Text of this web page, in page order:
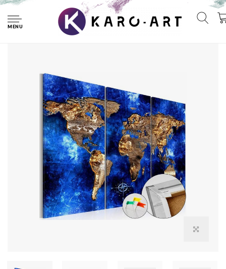
MENU
Afbeelding op kurk - Gouden Continenten , Wereldkaart,
Blauw/Goud, 3luik